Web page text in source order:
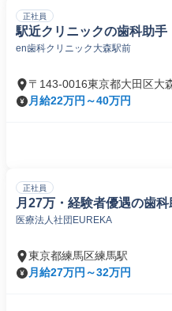
正社員
駅近クリニックの歯科助手
en歯科クリニック大森駅前
〒143-0016東京都大田区大
月給22万円～40万円
正社員
月27万・経験者優遇の歯
医療法人社団EUREKA
東京都練馬区練馬駅
月給27万円～32万円